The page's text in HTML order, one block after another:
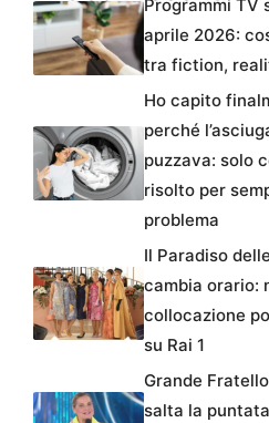
Programmi TV
aprile 2026:
tra fiction,
Ho capito
perché
puzzava: solo
risolto per
problema
Il Paradiso
cambia orario:
collocazione
su Rai 1
Grande
salta la